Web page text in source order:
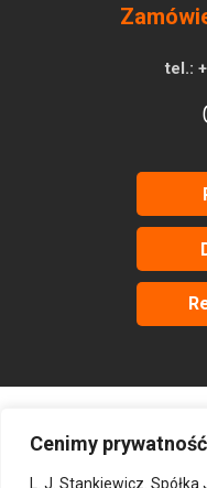
Cenimy
L. J. Stankiewicz.
tel.: